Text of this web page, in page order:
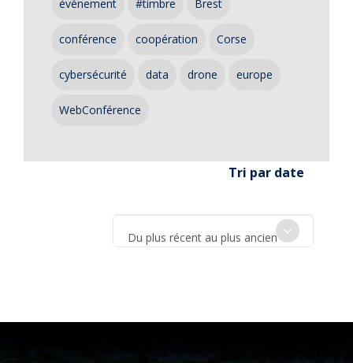
événement #timbre Brest
conférence coopération Corse
cybersécurité data drone europe
WebConférence
Tri par date
Du plus récent au plus ancien